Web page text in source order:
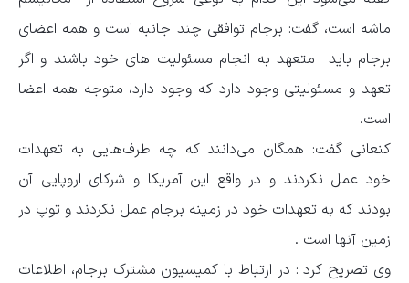
ماشه است، گفت: برجام توافقی چند جانبه است و همه اعضای
برجام باید متعهد به انجام مسئولیت های خود باشند و اگر
تعهد و مسئولیتی وجود دارد که وجود دارد، متوجه همه اعضا
است.
کنعانی گفت: همگان می‌دانند که چه طرف‌هایی به تعهدات
خود عمل نکردند و در واقع این آمریکا و شرکای اروپایی آن
بودند که به تعهدات خود در زمینه برجام عمل نکردند و توپ در
زمین آنها است .
وی تصریح کرد : در ارتباط با کمیسیون مشترک برجام، اطلاعات